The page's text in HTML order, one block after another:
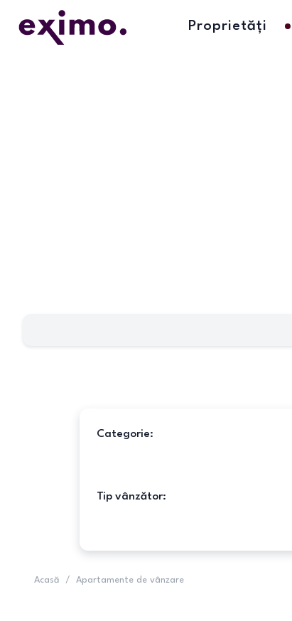
Proprietăți
Categorie:
Tip vânzător:
Acasă / Apartamente de vânzare